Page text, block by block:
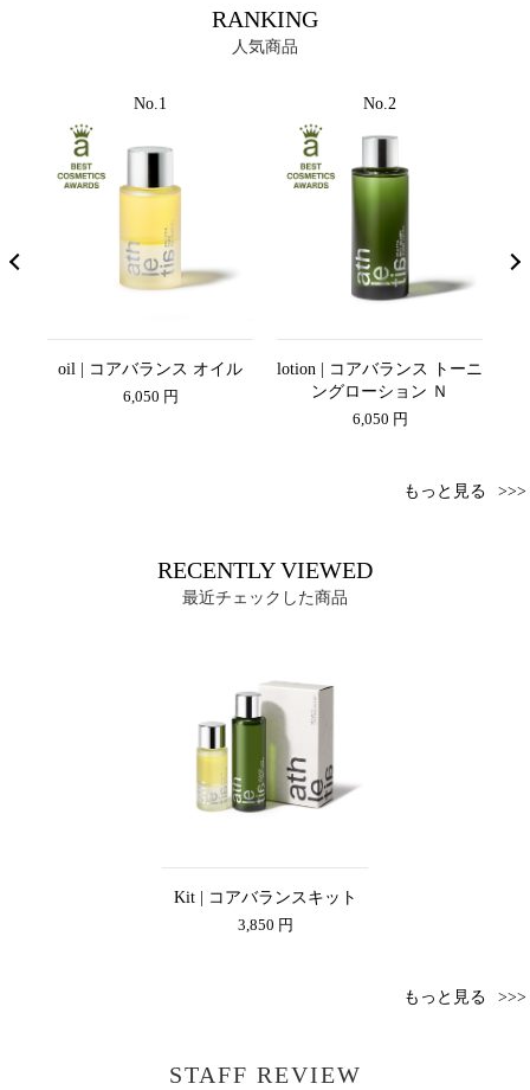
RANKING
人気商品
No.1
oil | コアバランス オイル
6,050 円
No.2
lotion | コアバランス トーニ
ングローション Ｎ
6,050 円
もっと見る
RECENTLY VIEWED
最近チェックした商品
Kit | コアバランスキット
3,850 円
もっと見る
STAFF REVIEW